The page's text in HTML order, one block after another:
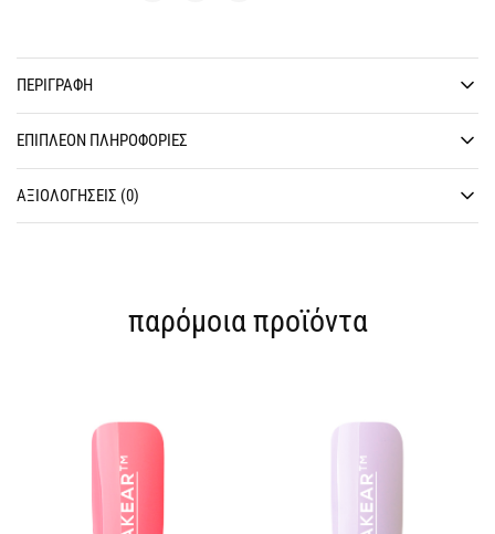
ΠΕΡΙΓΡΑΦΉ
ΕΠΙΠΛΈΟΝ ΠΛΗΡΟΦΟΡΊΕΣ
ΑΞΙΟΛΟΓΉΣΕΙΣ (0)
παρόμοια προϊόντα